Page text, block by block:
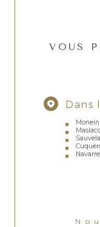
VOUS
Dans
Monein